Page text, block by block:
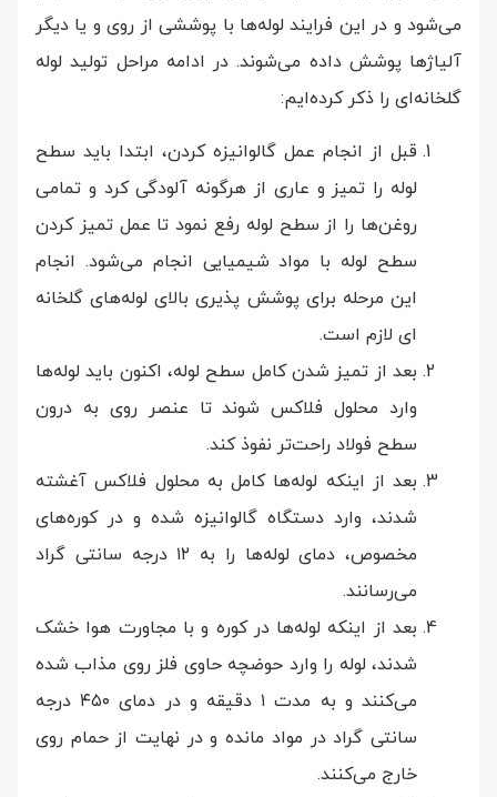
می‌شود و در این فرایند لوله‌ها با پوششی از روی و یا دیگر
آلیاژ‌ها پوشش داده می‌شوند. در ادامه مراحل تولید لوله
گلخانه‌ای را ذکر کرده‌ایم:
قبل از انجام عمل گالوانیزه کردن، ابتدا باید سطح
لوله را تمیز و عاری از هرگونه آلودگی کرد و تمامی
روغن‌ها را از سطح لوله رفع نمود تا عمل تمیز کردن
سطح لوله با مواد شیمیایی انجام می‌شود. انجام
این مرحله برای پوشش پذیری بالای لوله‌های گلخانه
ای لازم است.
بعد از تمیز شدن کامل سطح لوله، اکنون باید لوله‌ها
وارد محلول فلاکس شوند تا عنصر روی به درون
سطح فولاد راحت‌تر نفوذ کند.
بعد از اینکه لوله‌ها کامل به محلول فلاکس آغشته
شدند، وارد دستگاه گالوانیزه شده و در کوره‌های
مخصوص، دمای لوله‌ها را به ۱۲ درجه سانتی گراد
می‌رسانند.
بعد از اینکه لوله‌ها در کوره و با مجاورت هوا خشک
شدند، لوله را وارد حوضچه حاوی فلز روی مذاب شده
می‌‌کنند و به مدت ۱ دقیقه و در دمای ۴۵۰ درجه
سانتی گراد در مواد مانده و در نهایت از حمام روی
خارج می‌کنند.